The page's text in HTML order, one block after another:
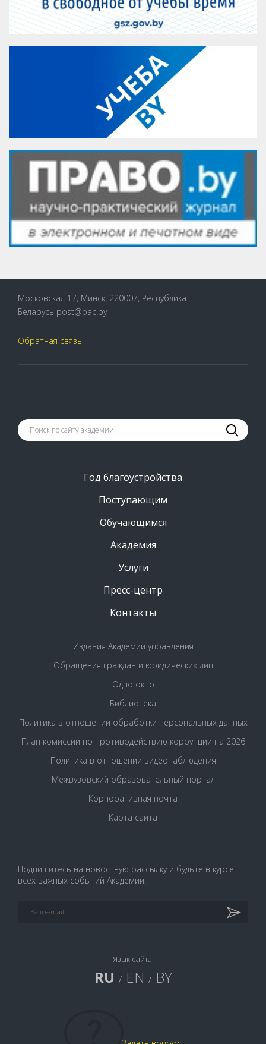
Московская 17, Минск, 220007, Республика
Беларусь post@pac.by
Обратная связь
Год благоустройства
Поступающим
Обучающимся
Академия
Услуги
Пресс-центр
Контакты
Издания Академии управления
Обращения граждан и юридических лиц
Одно окно
Библиотека
Политика в отношении обработки персональных данных
План комиссии по противодействию коррупции на 2026
Политика в отношении видеонаблюдения
Межвузовский образовательный портал
Корпоративная почта
Карта сайта
Подпишитесь на новостную рассылку и будьте в курсе
всех важных событий Академии:
Язык сайта:
RU / EN / BY